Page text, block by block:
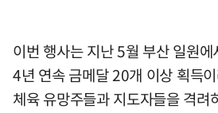
이번 행사는 지난 5월 부산 일원
4년 연속 금메달 20개 이상 획득
체육 유망주들과 지도자들을 격려